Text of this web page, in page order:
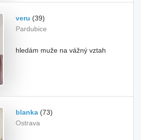
veru (39)
Pardubice
hledám muže na vážný vztah
blanka (73)
Ostrava